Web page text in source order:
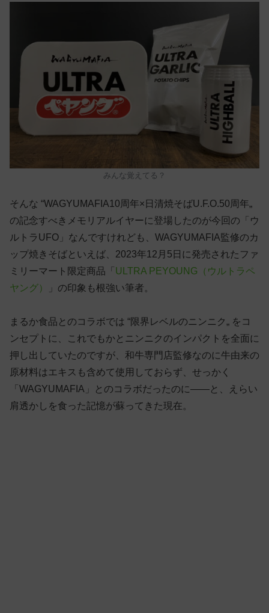
みんな覚えてる？
そんな “WAGYUMAFIA10周年×日清焼そばU.F.O.50周年„
の記念すべきメモリアルイヤーに登場したのが今回の「ウ
ルトラUFO」なんですけれども、WAGYUMAFIA監修のカ
ップ焼きそばといえば、2023年12月5日に発売されたファ
ミリーマート限定商品「 ULTRA PEYOUNG（ウルトラペ
ヤング）
」の印象も根強い筆者。
まるか食品とのコラボでは “限界レベルのニンニク„ をコ
ンセプトに、これでもかとニンニクのインパクトを全面に
押し出していたのですが、和牛専門店監修なのに牛由来の
原材料はエキスも含めて使用しておらず、せっかく
「WAGYUMAFIA」とのコラボだったのに——と、えらい
肩透かしを食った記憶が蘇ってきた現在。